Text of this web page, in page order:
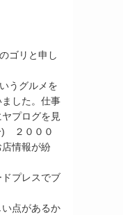
ゴリと申し
うグルメを
した。仕事
プログを見
) ２０００
情報が紛
プレスでブ
点があるか